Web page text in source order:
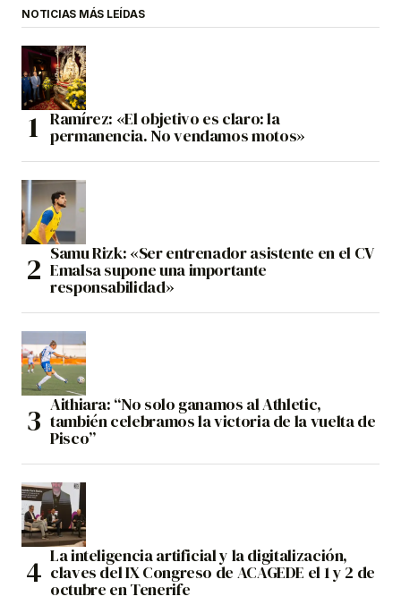
NOTICIAS MÁS LEÍDAS
Ramírez: «El objetivo es claro: la
permanencia. No vendamos motos»
Samu Rizk: «Ser entrenador asistente en el CV
Emalsa supone una importante
responsabilidad»
Aithiara: “No solo ganamos al Athletic,
también celebramos la victoria de la vuelta de
Pisco”
La inteligencia artificial y la digitalización,
claves del IX Congreso de ACAGEDE el 1 y 2 de
octubre en Tenerife